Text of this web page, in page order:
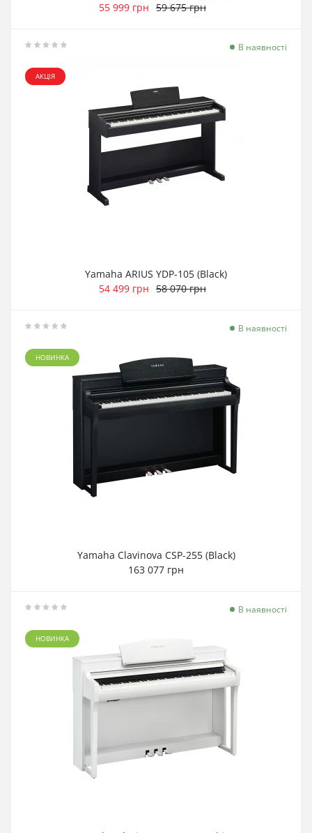
55 999 грн 59 675 грн
АКЦІЯ
В наявності
Yamaha ARIUS YDP-105 (Black)
54 499 грн 58 070 грн
НОВИНКА
В наявності
Yamaha Clavinova CSP-255 (Black)
163 077 грн
НОВИНКА
В наявності